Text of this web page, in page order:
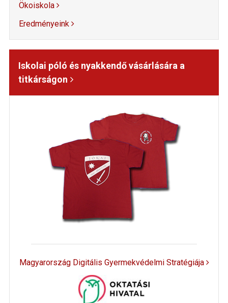
Ökoiskola
Eredményeink
Iskolai póló és nyakkendő vásárlására a
titkárságon
Magyarország Digitális Gyermekvédelmi Stratégiája